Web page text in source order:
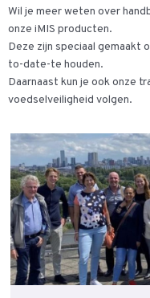
Wil je meer weten over
onze iMIS producten.
Deze zijn speciaal gemaakt
to-date-te houden.
Daarnaast kun je ook onze
voedselveiligheid volgen.